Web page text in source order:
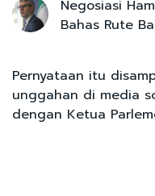
Negosiasi
Bahas Rute
Pernyataan itu
unggahan di media
dengan Ketua